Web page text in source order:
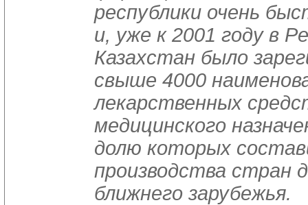
республики очень
и, уже к 2001 году в
Казахстан было
свыше 4000
лекарственных
медицинского
долю которых
производства стран
ближнего зарубежья.